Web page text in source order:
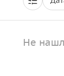
Не